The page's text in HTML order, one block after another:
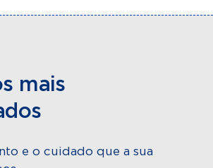
mais
e o cuidado que a sua